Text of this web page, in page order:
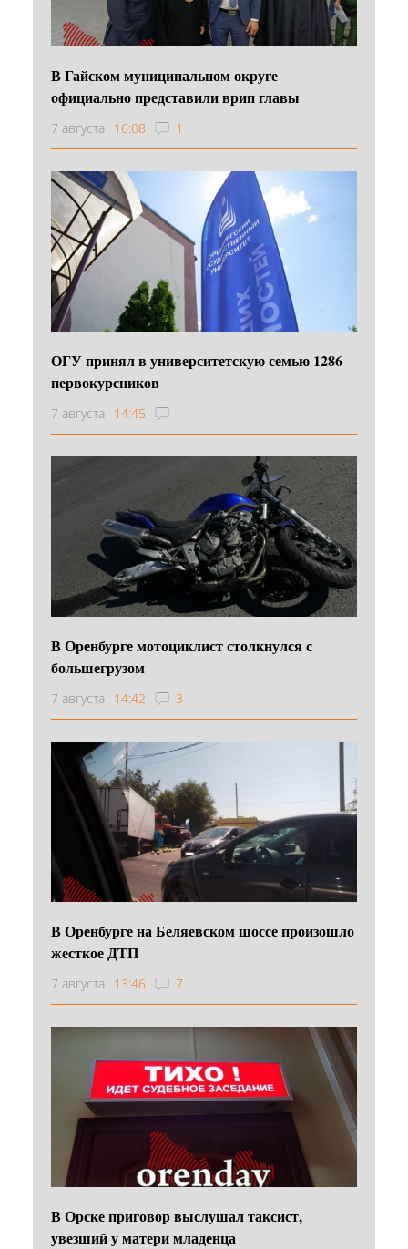
В Гайском муниципальном округе
официально представили врип главы
7 августа 16:08 1
ОГУ принял в университетскую семью 1286
первокурсников
7 августа 14:45
В Оренбурге мотоциклист столкнулся с
большегрузом
7 августа 14:42 3
В Оренбурге на Беляевском шоссе произошло
жесткое ДТП
7 августа 13:46 7
В Орске приговор выслушал таксист,
увезший у матери младенца